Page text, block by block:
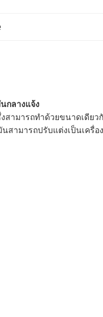
กลางแจ้ง
สามารถทำด้วยขนาดเดี
สามารถปรับแต่งเป็นเครื่